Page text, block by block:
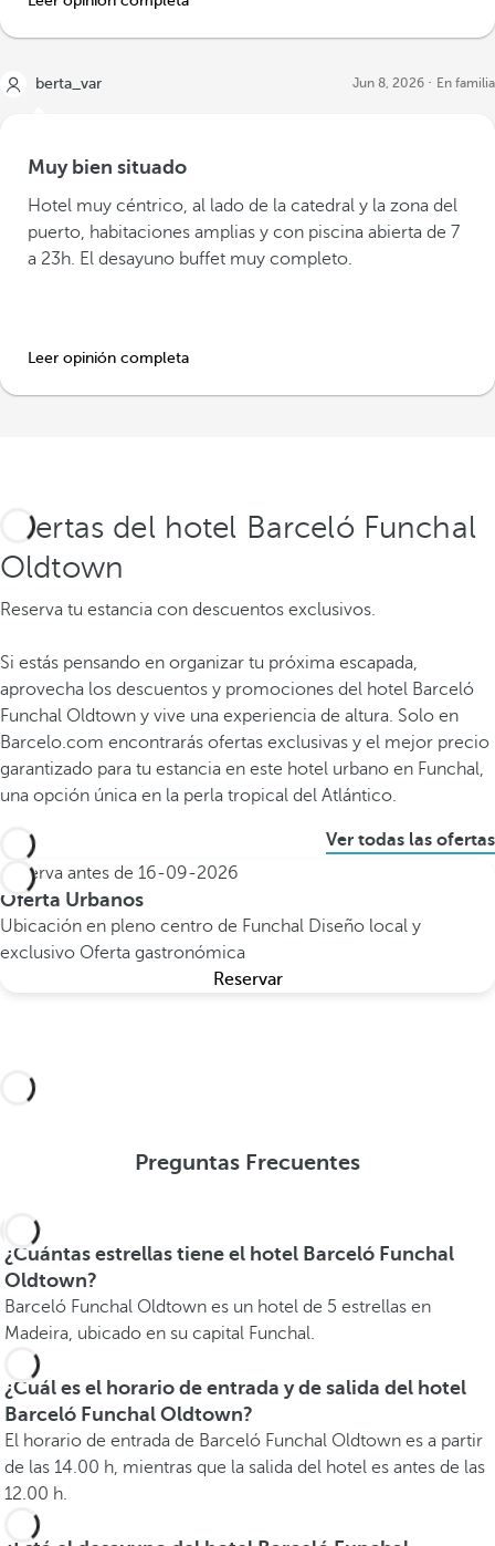
berta_var Jun 8, 2026 En familia
Muy bien situado
Hotel muy céntrico, al lado de la catedral y la zona del
puerto, habitaciones amplias y con piscina abierta de 7
a 23h. El desayuno buffet muy completo.
Leer opinión completa
Ofertas del hotel Barceló Funchal
Oldtown
Reserva tu estancia con descuentos exclusivos.
Si estás pensando en organizar tu próxima escapada,
aprovecha los descuentos y promociones del hotel Barceló
Funchal Oldtown y vive una experiencia de altura. Solo en
Barcelo.com encontrarás ofertas exclusivas y el mejor precio
garantizado para tu estancia en este hotel urbano en Funchal,
una opción única en la perla tropical del Atlántico.
Ver todas las ofertas
Reserva antes de 16-09-2026
Oferta Urbanos
Ubicación en pleno centro de Funchal Diseño local y
exclusivo Oferta gastronómica
Reservar
Preguntas Frecuentes
¿Cuántas estrellas tiene el hotel Barceló Funchal
Oldtown?
Barceló Funchal Oldtown es un hotel de 5 estrellas en
Madeira, ubicado en su capital Funchal.
¿Cuál es el horario de entrada y de salida del hotel
Barceló Funchal Oldtown?
El horario de entrada de Barceló Funchal Oldtown es a partir
de las 14.00 h, mientras que la salida del hotel es antes de las
12.00 h.